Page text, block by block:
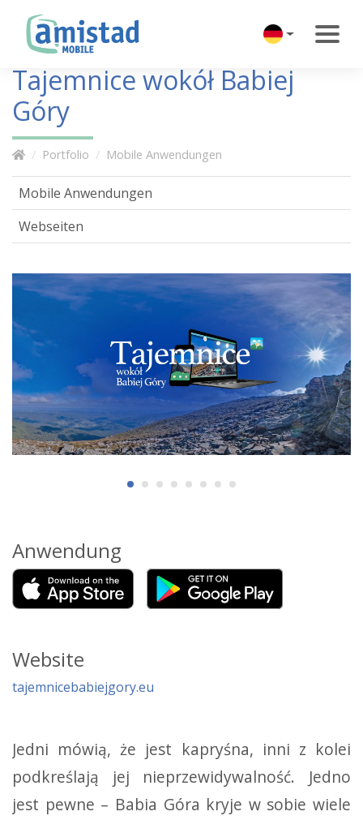
Tajemnice wokół Babiej
Góry
Portfolio Mobile Anwendungen
Anwendung
Website
tajemnicebabiejgory.eu
Jedni mówią, że jest kapryśna, inni z kolei
podkreślają jej nieprzewidywalność. Jedno
jest pewne – Babia Góra kryje w sobie wiele
Mobile Anwendungen
Webseiten